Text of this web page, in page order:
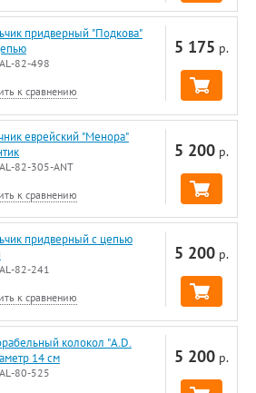
5 175 р.
придверный "Подкова"
82-498
к сравнению
5 200 р.
еврейский "Менора"
82-305-ANT
к сравнению
5 200 р.
придверный с цепью
82-241
к сравнению
5 200 р.
колокол "A.D.
14 см
80-525